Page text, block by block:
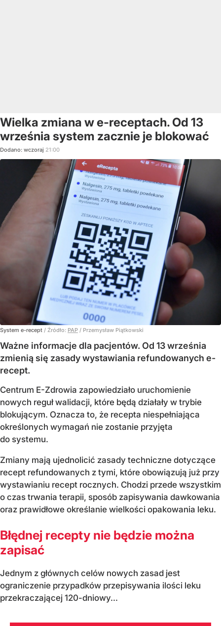
Wielka zmiana w e-receptach. Od 13
września system zacznie je blokować
Dodano: wczoraj 21:00
System e-recept / Źródło: PAP / Przemysław Piątkowski
Ważne informacje dla pacjentów. Od 13 września
zmienią się zasady wystawiania refundowanych e-
recept.
Centrum E-Zdrowia zapowiedziało uruchomienie
nowych reguł walidacji, które będą działały w trybie
blokującym. Oznacza to, że recepta niespełniająca
określonych wymagań nie zostanie przyjęta
do systemu.
Zmiany mają ujednolicić zasady techniczne dotyczące
recept refundowanych z tymi, które obowiązują już przy
wystawianiu recept rocznych. Chodzi przede wszystkim
o czas trwania terapii, sposób zapisywania dawkowania
oraz prawidłowe określanie wielkości opakowania leku.
Błędnej recepty nie będzie można
zapisać
Jednym z głównych celów nowych zasad jest
ograniczenie przypadków przepisywania ilości leku
przekraczającej 120-dniowy...